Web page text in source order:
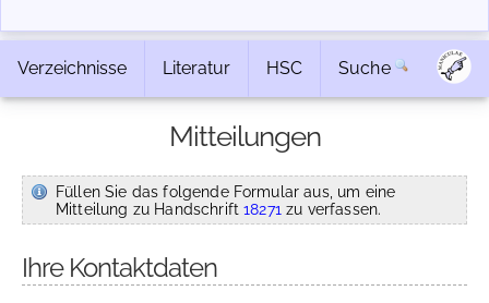
Verzeichnisse Literatur HSC Suche
Mitteilungen
Füllen Sie das folgende Formular aus, um eine
Mitteilung zu Handschrift18271 zu verfassen.
Ihre Kontaktdaten